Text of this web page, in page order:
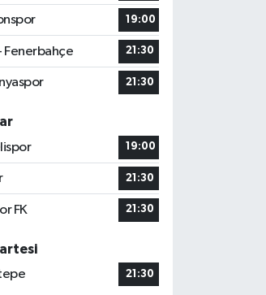
19:00
Fenerbahçe 21:30
21:30
19:00
21:30
FK 21:30
21:30